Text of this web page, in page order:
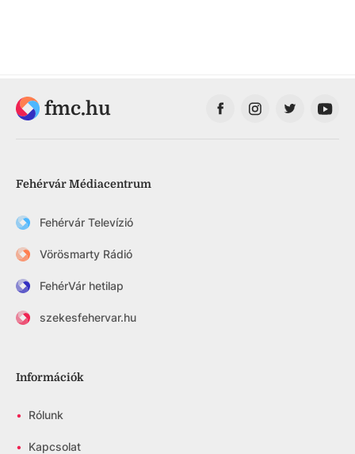
fmc.hu
Fehérvár Médiacentrum
Fehérvár Televízió
Vörösmarty Rádió
FehérVár hetilap
szekesfehervar.hu
Információk
• Rólunk
• Kapcsolat